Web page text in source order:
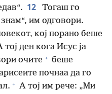
12
Тогаш го
им одговори.
кој порано беше
тој ден кога Исус ја
очите + беше
почнаа да го
+ А тој им рече: „Ми